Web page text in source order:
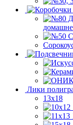
Лики
13x18